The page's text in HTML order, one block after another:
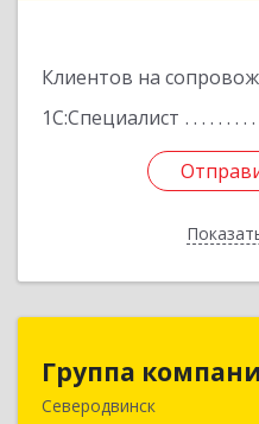
Клиентов на
1С:Специалист
Группа
Северодвинск
Группа
164500,